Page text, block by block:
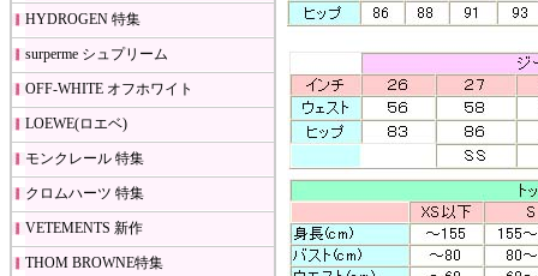
HYDROGEN 特集
surperme シュプリーム
OFF-WHITE オフホワイト
LOEWE(ロエベ)
モンクレール 特集
クロムハーツ 特集
VETEMENTS 新作
THOM BROWNE特集